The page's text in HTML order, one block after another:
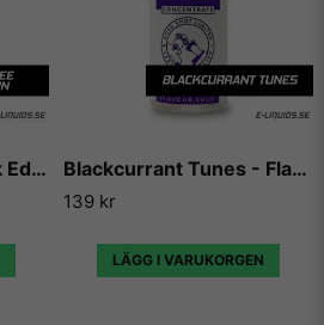
Super Manchee Black Edition - Flavour Boss Blackcurrant Tunes - Flavour Boss
139 kr
LÄGG I VARUKORGEN